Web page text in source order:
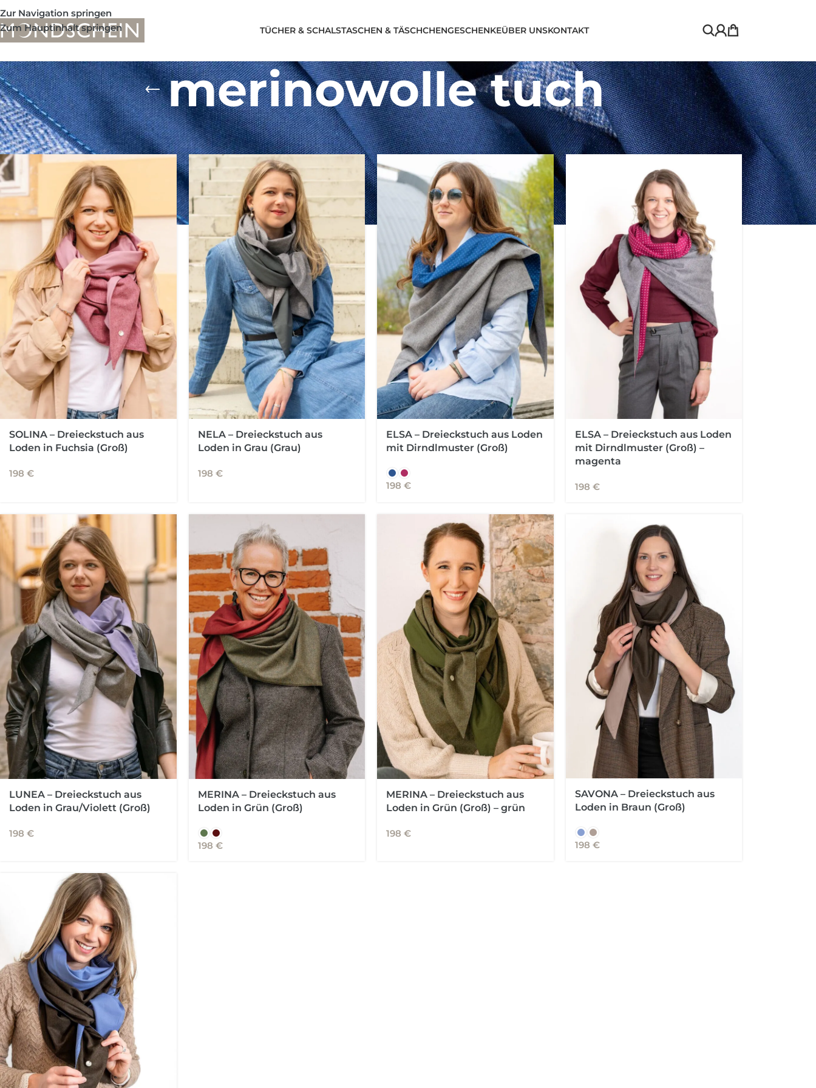
Zur Navigation springen
Zum Hauptinhalt springen
TÜCHER & SCHALSTASCHEN & TÄSCHCHENGESCHENKEÜBER UNSKONTAKT
merinowolle tuch
Shop/Produkte verschlagwortet mit „merinowolle tuch“
SOLINA – Dreieckstuch aus
Loden in Fuchsia (Groß)
198 €
NELA – Dreieckstuch aus
Loden in Grau (Grau)
198 €
ELSA – Dreieckstuch aus Loden
mit Dirndlmuster (Groß)
198 €
ELSA – Dreieckstuch aus Loden
mit Dirndlmuster (Groß) –
magenta
198 €
LUNEA – Dreieckstuch aus
Loden in Grau/Violett (Groß)
198 €
MERINA – Dreieckstuch aus
Loden in Grün (Groß)
198 €
MERINA – Dreieckstuch aus
Loden in Grün (Groß) – grün
198 €
SAVONA – Dreieckstuch aus
Loden in Braun (Groß)
198 €